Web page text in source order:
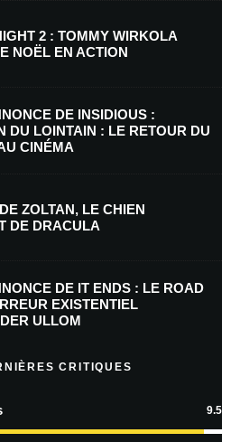
Site web
e-mail et mon site dans le navigateur pour
commentaires par e-mail.
En savoir
2 : TOMMY WIRKOLA
NOËL EN ACTION
DE INSIDIOUS :
DU LOINTAIN : LE RETOUR DU
CINÉMA
ZOLTAN, LE CHIEN
DE DRACULA
DE IT ENDS : LE ROAD
EXISTENTIEL
ULLOM
CRITIQUES
9.5